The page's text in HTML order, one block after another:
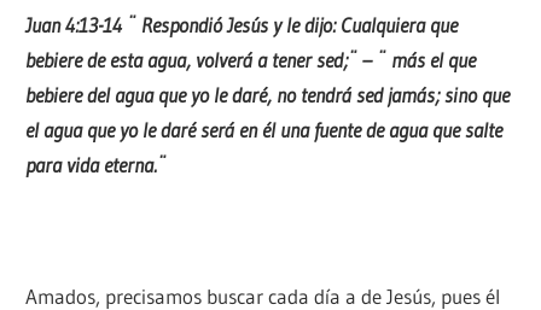
Juan 4:13-14 ¨ Respondió Jesús y le dijo: Cualquiera que
bebiere de esta agua, volverá a tener sed;¨ – ¨ más el que
bebiere del agua que yo le daré, no tendrá sed jamás; sino que
el agua que yo le daré será en él una fuente de agua que salte
para vida eterna.¨
Amados, precisamos buscar cada día a de Jesús, pues él